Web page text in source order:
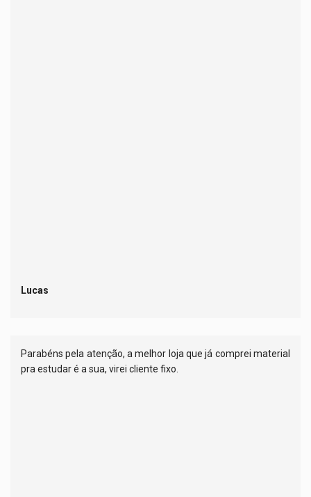
Lucas
Parabéns pela atenção, a melhor loja que já comprei material
pra estudar é a sua, virei cliente fixo.